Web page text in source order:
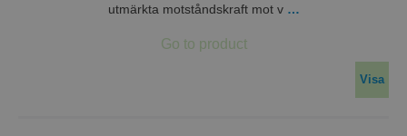
utmärkta motståndskraft mot v …
Visa